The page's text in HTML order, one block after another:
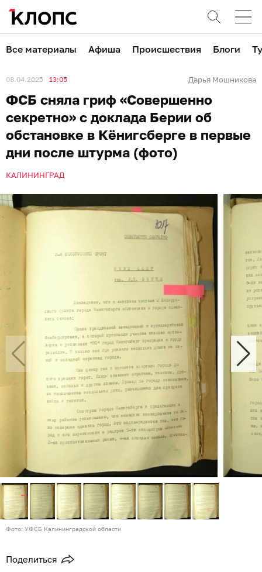
Все материалы Афиша Происшествия Блоги
08.04.2025 13:05 Дарья Мошникова
ФСБ сняла гриф «Совершенно
секретно» с доклада Берии об
обстановке в Кёнигсберге в первые
дни после штурма (фото)
КАЛИНИНГРАД
Фото: УФСБ Калининградской области
Поделиться